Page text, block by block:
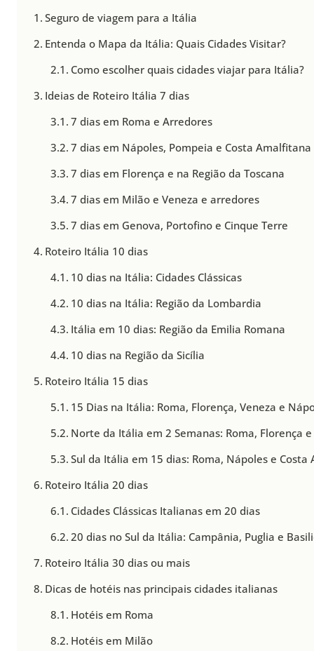
Seguro de viagem para a Itália
Entenda o Mapa da Itália: Quais Cidades Visitar?
Como escolher quais cidades viajar para Itália?
Ideias de Roteiro Itália 7 dias
7 dias em Roma e Arredores
7 dias em Nápoles, Pompeia e Costa Amalfitana
7 dias em Florença e na Região da Toscana
7 dias em Milão e Veneza e arredores
7 dias em Genova, Portofino e Cinque Terre
Roteiro Itália 10 dias
10 dias na Itália: Cidades Clássicas
10 dias na Itália: Região da Lombardia
Itália em 10 dias: Região da Emilia Romana
10 dias na Região da Sicília
Roteiro Itália 15 dias
15 Dias na Itália: Roma, Florença, Veneza e
Norte da Itália em 2 Semanas: Roma, Florença
Sul da Itália em 15 dias: Roma, Nápoles e Costa
Roteiro Itália 20 dias
Cidades Clássicas Italianas em 20 dias
20 dias no Sul da Itália: Campânia, Puglia e
Roteiro Itália 30 dias ou mais
Dicas de hotéis nas principais cidades italianas
Hotéis em Roma
Hotéis em Milão